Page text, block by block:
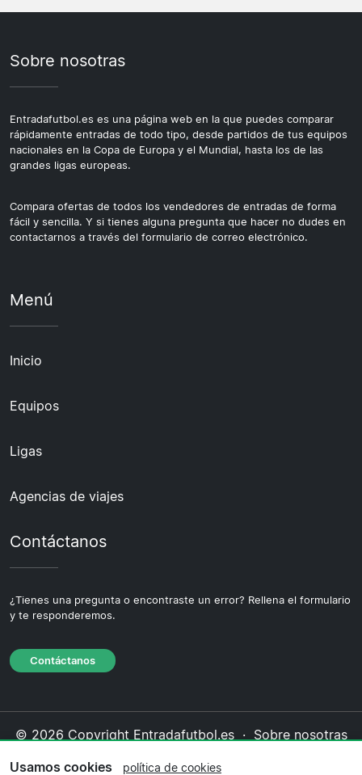
Sobre nosotras
Entradafutbol.es es una página web en la que puedes comparar
rápidamente entradas de todo tipo, desde partidos de tus equipos
nacionales en la Copa de Europa y el Mundial, hasta los de las
grandes ligas europeas.
Compara ofertas de todos los vendedores de entradas de forma
fácil y sencilla. Y si tienes alguna pregunta que hacer no dudes en
contactarnos a través del formulario de correo electrónico.
Menú
Inicio
Equipos
Ligas
Agencias de viajes
Contáctanos
¿Tienes una pregunta o encontraste un error? Rellena el formulario
y te responderemos.
Contáctanos
© 2026 Copyright Entradafutbol.es · Sobre nosotras
Usamos cookies política de cookies